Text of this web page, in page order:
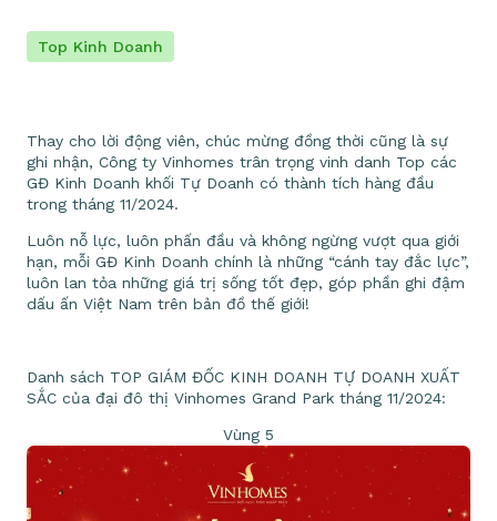
Top Kinh Doanh
Thay cho lời động viên, chúc mừng đồng thời cũng là sự
ghi nhận, Công ty Vinhomes trân trọng vinh danh Top các
GĐ Kinh Doanh khối Tự Doanh có thành tích hàng đầu
trong tháng 11/2024.
Luôn nỗ lực, luôn phấn đầu và không ngừng vượt qua giới
hạn, mỗi GĐ Kinh Doanh chính là những “cánh tay đắc lực”,
luôn lan tỏa những giá trị sống tốt đẹp, góp phần ghi đậm
dấu ấn Việt Nam trên bản đồ thế giới!
Danh sách TOP GIÁM ĐỐC KINH DOANH TỰ DOANH XUẤT
SẮC của đại đô thị Vinhomes Grand Park tháng 11/2024:
Vùng 5